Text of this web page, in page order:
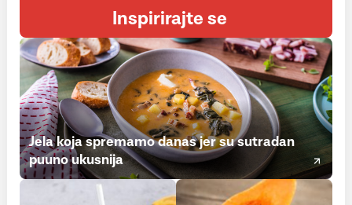
Inspirirajte se
Jela koja spremamo danas jer su sutradan
puuno ukusnija